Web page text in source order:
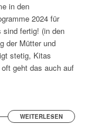
in den
2024 für
sind fertig! (in den
der Mütter und
stetig, Kitas
geht das auch auf
WEITERLESEN